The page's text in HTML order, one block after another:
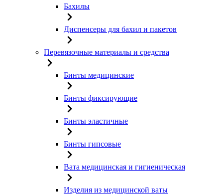
Бахилы
Диспенсеры для бахил и пакетов
Перевязочные материалы и средства
Бинты медицинские
Бинты фиксирующие
Бинты эластичные
Бинты гипсовые
Вата медицинская и гигиеническая
Изделия из медицинской ваты